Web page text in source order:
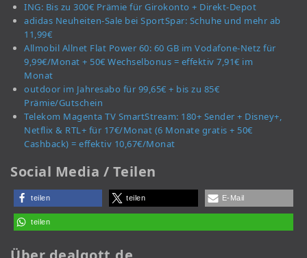
ING: Bis zu 300€ Prämie für Girokonto + Direkt-Depot
adidas Neuheiten-Sale bei SportSpar: Schuhe und mehr ab
11,99€
Allmobil Allnet Flat Power 60: 60 GB im Vodafone-Netz für
9,99€/Monat + 50€ Wechselbonus = effektiv 7,91€ im
Monat
outdoor im Jahresabo für 99,65€ + bis zu 85€
Prämie/Gutschein
Telekom Magenta TV SmartStream: 180+ Sender + Disney+,
Netflix & RTL+ für 17€/Monat (6 Monate gratis + 50€
Cashback) = effektiv 10,67€/Monat
Social Media / Teilen
teilen teilen E-Mail
teilen